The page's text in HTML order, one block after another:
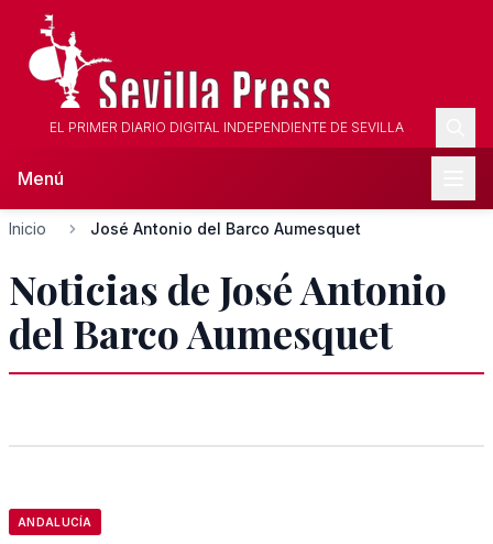
EL PRIMER DIARIO DIGITAL INDEPENDIENTE DE SEVILLA
Menú
Inicio José Antonio del Barco Aumesquet
Noticias de José Antonio
del Barco Aumesquet
ANDALUCÍA